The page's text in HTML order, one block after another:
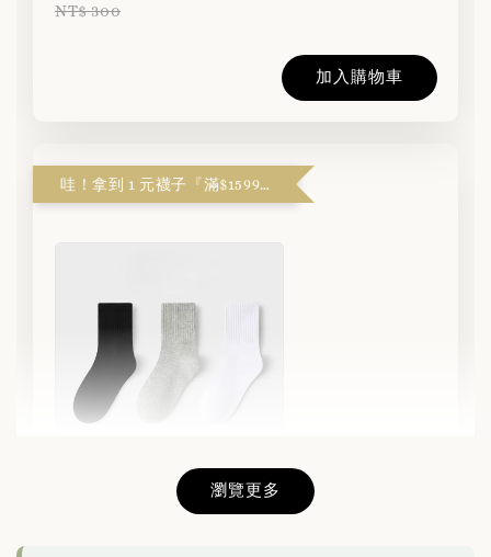
NT$ 300
加入購物車
哇！拿到 1 元襪子『滿$1599解鎖』
不滑落的羅紋短襪(3色/組)
瀏覽更多